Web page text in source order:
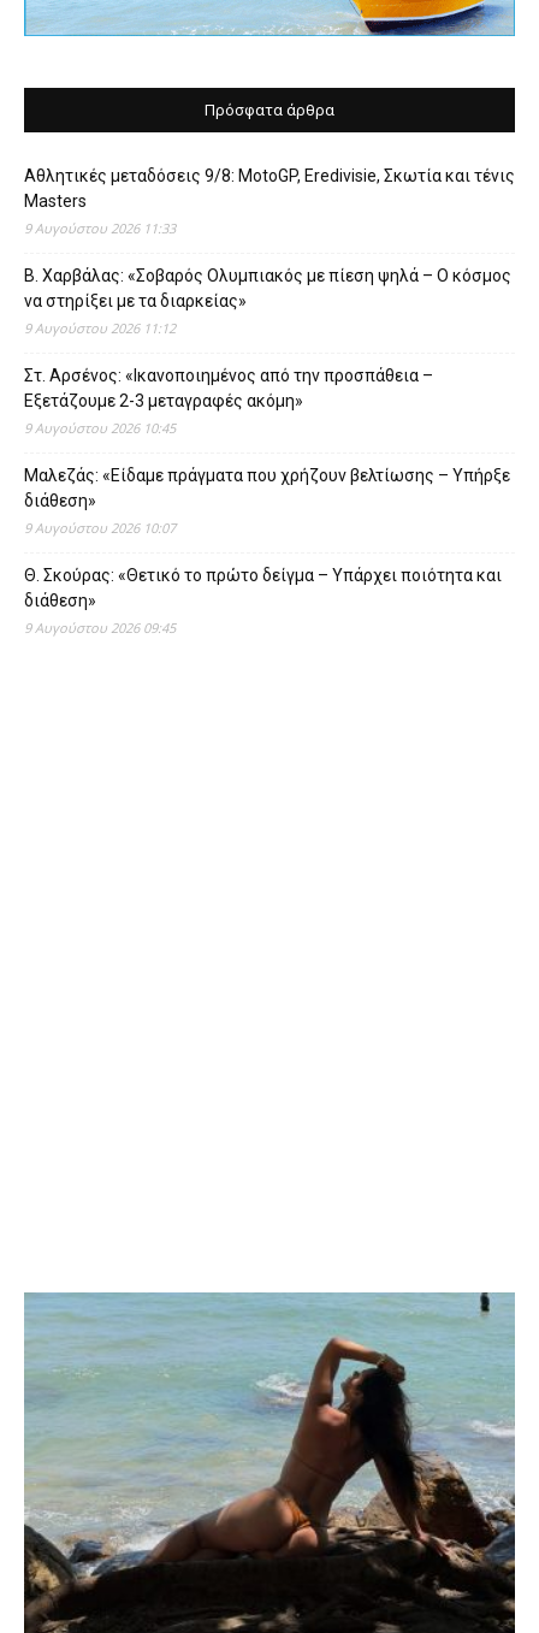
Πρόσφατα άρθρα
Αθλητικές μεταδόσεις 9/8: MotoGP, Eredivisie, Σκωτία και τένις
Masters
9 Αυγούστου 2026 11:33
Β. Χαρβάλας: «Σοβαρός Ολυμπιακός με πίεση ψηλά – Ο κόσμος
να στηρίξει με τα διαρκείας»
9 Αυγούστου 2026 11:12
Στ. Αρσένος: «Ικανοποιημένος από την προσπάθεια –
Εξετάζουμε 2-3 μεταγραφές ακόμη»
9 Αυγούστου 2026 10:45
Μαλεζάς: «Είδαμε πράγματα που χρήζουν βελτίωσης – Υπήρξε
διάθεση»
9 Αυγούστου 2026 10:07
Θ. Σκούρας: «Θετικό το πρώτο δείγμα – Υπάρχει ποιότητα και
διάθεση»
9 Αυγούστου 2026 09:45